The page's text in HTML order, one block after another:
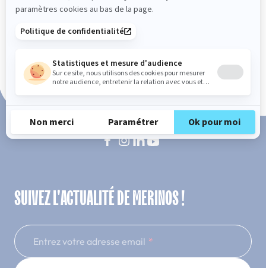
Paiement en 3x ou 4x sans frais
SUIVEZ L'ACTUALITÉ DE MERINOS !
Entrez votre adresse email